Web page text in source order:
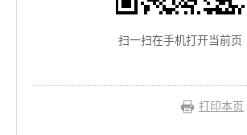
扫一扫在手机打开当前页
打印本页